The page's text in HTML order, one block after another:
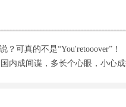
？可真的不是“You'retooover”！
内成间谍，多长个心眼，小心